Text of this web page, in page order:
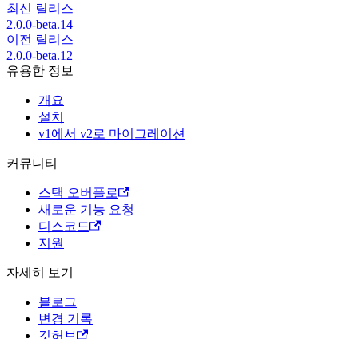
최신 릴리스
2.0.0-beta.14
이전 릴리스
2.0.0-beta.12
유용한 정보
개요
설치
v1에서 v2로 마이그레이션
커뮤니티
스택 오버플로
새로운 기능 요청
디스코드
지원
자세히 보기
블로그
변경 기록
깃허브